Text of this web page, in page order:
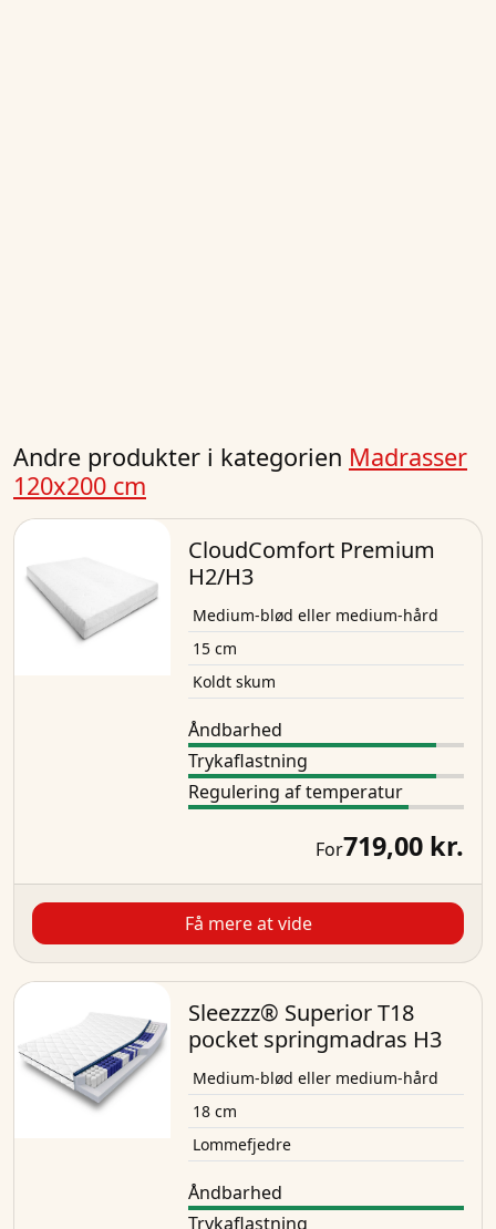
Andre produkter i kategorien Madrasser
120x200 cm
CloudComfort Premium
H2/H3
Medium-blød eller medium-hård
15 cm
Koldt skum
Åndbarhed
Trykaflastning
Regulering af temperatur
For719,00 kr.
Få mere at vide
Sleezzz® Superior T18
pocket springmadras H3
Medium-blød eller medium-hård
18 cm
Lommefjedre
Åndbarhed
Trykaflastning